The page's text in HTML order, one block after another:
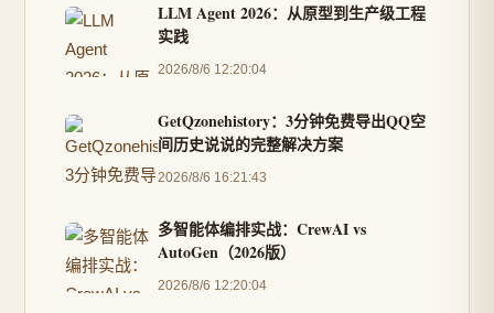
LLM Agent 2026：从原型到生产级工程
实践
2026/8/6 12:20:04
GetQzonehistory：3分钟免费导出QQ空
间历史说说的完整解决方案
2026/8/6 16:21:43
多智能体编排实战：CrewAI vs
AutoGen（2026版）
2026/8/6 12:20:04